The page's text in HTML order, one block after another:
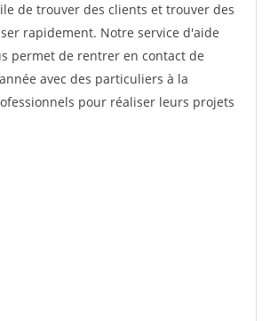
de trouver des clients et trouver des
rapidement. Notre service d'aide
permet de rentrer en contact de
avec des particuliers à la
pour réaliser leurs projets